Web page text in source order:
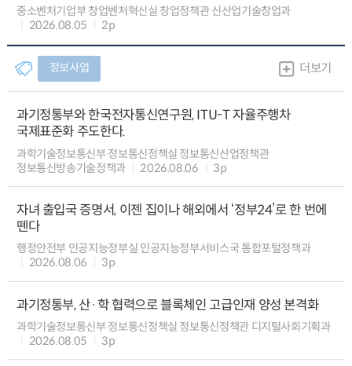
중소벤처기업부 창업벤처혁신실 창업정책관 신산업기술창업과
2026.08.05
2p
정보사업 더보기
과기정통부와 한국전자통신연구원, ITU-T 자율주행차
국제표준화 주도한다.
과학기술정보통신부 정보통신정책실 정보통신산업정책관
정보통신방송기술정책과
2026.08.06 3p
자녀 출입국 증명서, 이젠 집이나 해외에서 ‘정부24’로 한 번에
뗀다
행정안전부 인공지능정부실 인공지능정부서비스국 통합포털정책과
2026.08.06
3p
과기정통부, 산·학 협력으로 블록체인 고급인재 양성 본격화
과학기술정보통신부 정보통신정책실 정보통신정책관 디지털사회기획과
2026.08.05
3p